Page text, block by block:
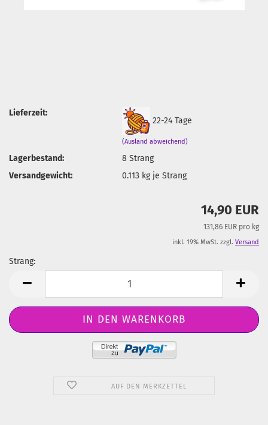
Lieferzeit:
22-24 Tage
(Ausland abweichend)
Lagerbestand: 8Strang
Versandgewicht:
0.113 kg je Strang
14,90 EUR
131,86 EUR pro kg
inkl. 19% MwSt. zzgl. Versand
Strang:
AUF DEN MERKZETTEL